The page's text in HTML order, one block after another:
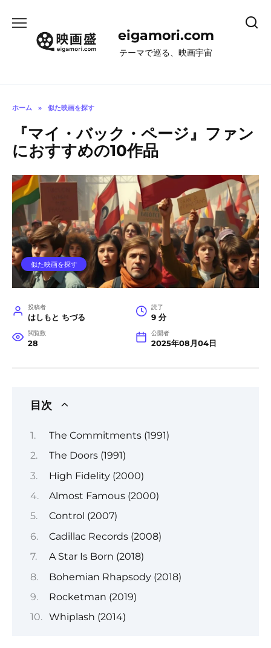
eigamori.com
テーマで巡る、映画宇宙
ホーム » 似た映画を探す
『マイ・バック・ページ』ファン
におすすめの10作品
似た映画を探す
投稿者
はしもと ちづる
読了
9 分
閲覧数
28
公開者
2025年08月04日
目次
The Commitments (1991)
The Doors (1991)
High Fidelity (2000)
Almost Famous (2000)
Control (2007)
Cadillac Records (2008)
A Star Is Born (2018)
Bohemian Rhapsody (2018)
Rocketman (2019)
Whiplash (2014)